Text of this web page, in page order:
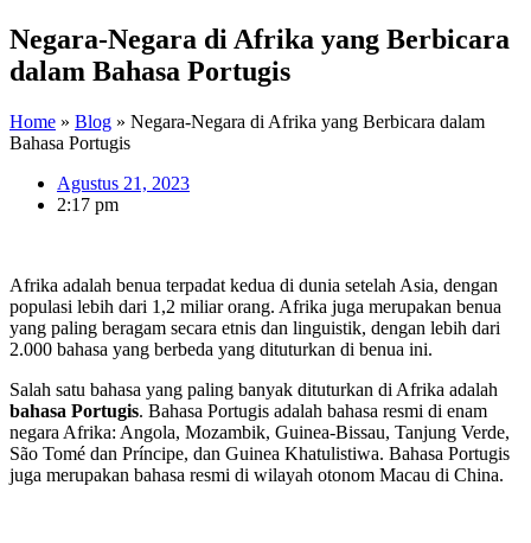
Negara-Negara di Afrika yang Berbicara
dalam Bahasa Portugis
Home » Blog » Negara-Negara di Afrika yang Berbicara dalam
Bahasa Portugis
Agustus 21, 2023
2:17 pm
Afrika adalah benua terpadat kedua di dunia setelah Asia, dengan
populasi lebih dari 1,2 miliar orang. Afrika juga merupakan benua
yang paling beragam secara etnis dan linguistik, dengan lebih dari
2.000 bahasa yang berbeda yang dituturkan di benua ini.
Salah satu bahasa yang paling banyak dituturkan di Afrika adalah
bahasa Portugis. Bahasa Portugis adalah bahasa resmi di enam
negara Afrika: Angola, Mozambik, Guinea-Bissau, Tanjung Verde,
São Tomé dan Príncipe, dan Guinea Khatulistiwa. Bahasa Portugis
juga merupakan bahasa resmi di wilayah otonom Macau di China.